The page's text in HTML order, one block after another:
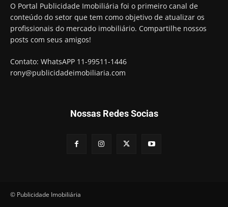
O Portal Publicidade Imobiliária foi o primeiro canal de
conteúdo do setor que tem como objetivo de atualizar os
profissionais do mercado imobiliário. Compartilhe nossos
posts com seus amigos!
Contato: WhatsAPP 11-99511-1446
rony@publicidadeimobiliaria.com
Nossas Redes Socias
© Publicidade Imobiliária